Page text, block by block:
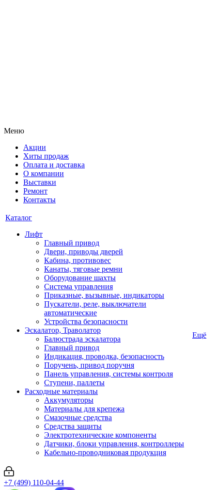
Меню
Акции
Хиты продаж
Оплата и доставка
О компании
Выставки
Ремонт
Контакты
Каталог
Лифт
Главный привод
Двери, приводы дверей
Кабина, противовес
Канаты, тяговые ремни
Оборудование шахты
Система управления
Приказные, вызывные, индикаторы
Пускатели, реле, выключатели
автоматические
Устройства безопасности
Эскалатор, Траволатор
Балюстрада эскалатора
Главный привод
Индикация, проводка, безопасность
Поручень, привод поручня
Панель управления, системы контроля
Ступени, паллеты
Расходные материалы
Аккумуляторы
Материалы для крепежа
Смазочные средства
Средства защиты
Электротехнические компоненты
Датчики, блоки управления, контроллеры
Кабельно-проводниковая продукция
Ещё
+7 (499) 110-04-44